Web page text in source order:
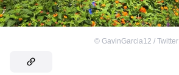
© GavinGarcia12 / Twitter